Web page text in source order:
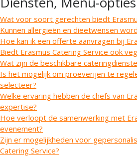
Wat voor soort gerechten biedt
Kunnen allergieën en dieetwensen
Hoe kan ik een offerte aanvragen bij
Biedt Erasmus Catering Service ook
Wat zijn de beschikbare
Is het mogelijk om proeverijen te
selecteer?
Welke ervaring hebben de chefs van
expertise?
Hoe verloopt de samenwerking met
evenement?
Zijn er mogelijkheden voor
Catering Service?